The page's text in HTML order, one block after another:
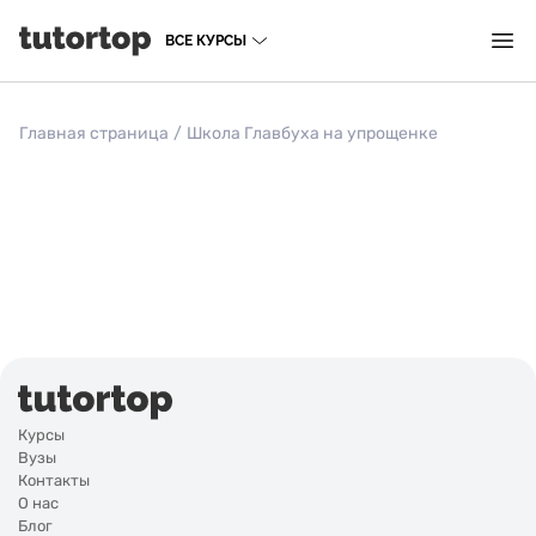
ВСЕ КУРСЫ
Главная страница / Школа Главбуха на упрощенке
Курсы
Вузы
Контакты
О нас
Блог